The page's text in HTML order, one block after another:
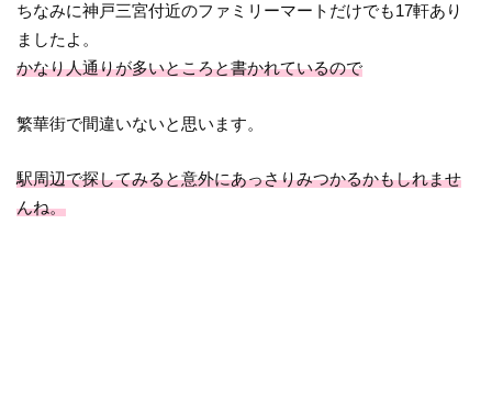
ちなみに神戸三宮付近のファミリーマートだけでも17軒あり
ましたよ。
かなり人通りが多いところと書かれているので
繁華街で間違いないと思います。
駅周辺で探してみると意外にあっさりみつかるかもしれませ
んね。